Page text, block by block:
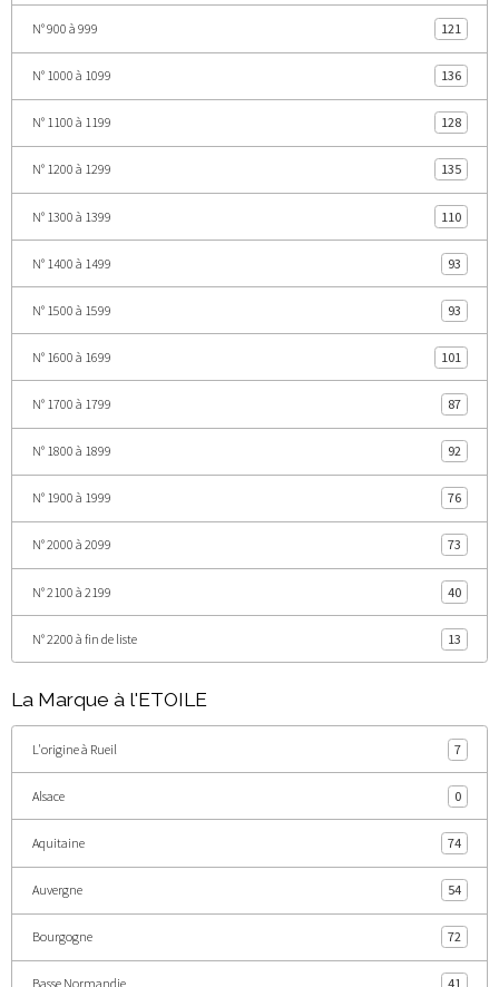
N° 900 à 999 121
N° 1000 à 1099 136
N° 1100 à 1199 128
N° 1200 à 1299 135
N° 1300 à 1399 110
N° 1400 à 1499 93
N° 1500 à 1599 93
N° 1600 à 1699 101
N° 1700 à 1799 87
N° 1800 à 1899 92
N° 1900 à 1999 76
N° 2000 à 2099 73
N° 2100 à 2199 40
N° 2200 à fin de liste 13
La Marque à l'ETOILE
L'origine à Rueil 7
Alsace 0
Aquitaine 74
Auvergne 54
Bourgogne 72
Basse Normandie 41